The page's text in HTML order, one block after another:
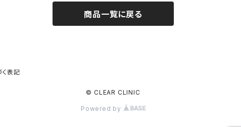
商品一覧に戻る
表記
© CLEAR CLINIC
Powered by